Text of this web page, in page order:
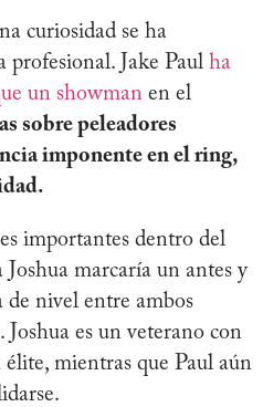
curiosidad se ha
profesional. Jake Paul ha
un showman en el
sobre peleadores
imponente en el ring,
importantes dentro del
marcaría un antes y
de nivel entre ambos
Joshua es un veterano con
mientras que Paul aún